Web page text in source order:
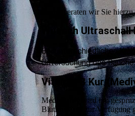
Gerne beraten wir Sie
Wunsch Ultraschall
Bei unterschiedlichen
Untersuchung des
Vitamin B Kur
Medivitan® wird i.m
Blutkreislauf zur Verfügung